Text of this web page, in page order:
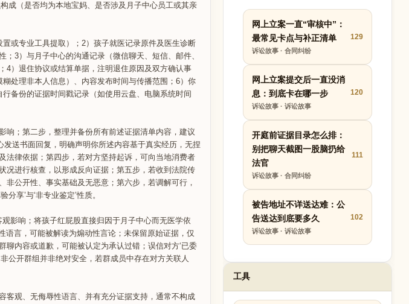
成（是否均为本地宝妈、是否涉及月子中心员工或其亲
或专业工具提取）；2）孩子就医记录原件及医生诊断
3）与月子中心的沟通记录（微信聊天、短信、邮件、
4）退住协议或结算单据，注明退住原因及双方确认事
处理非本人信息）、内容发布时间与传播范围；6）你
备份的证据时间戳记录（如使用云盘、电脑系统时间
响；第二步，整理并备份所有前述证据清单内容，建议
送书面回复，明确声明你所述内容基于真实经历，无捏
法律依据；第四步，若对方坚持起诉，可向当地消费者
况进行核查，以形成反向证据；第五步，若收到法院传
公开性、事实基础及无恶意；第六步，若调解可行，
享’与‘非专业鉴定’性质。
影响；将孩子红屁股直接归因于月子中心而无医学依
语言，可能被解读为煽动性言论；未保留原始证据，仅
内容或道歉，可能被认定为承认过错；误信对方‘已委
公开群组并非绝对安全，若群成员中存在对方关联人
客观、无侮辱性语言、并有充分证据支持，通常不构成
网上立案一直“审核中”：
最常见卡点与补正清单
诉讼故事 · 合同纠纷
129
网上立案提交后一直没消
息：到底卡在哪一步
诉讼故事 · 诉讼故事
120
开庭前证据目录怎么排：
别把聊天截图一股脑扔给
法官
诉讼故事 · 合同纠纷
111
被告地址不详送达难：公
告送达到底要多久
诉讼故事 · 诉讼故事
102
工具